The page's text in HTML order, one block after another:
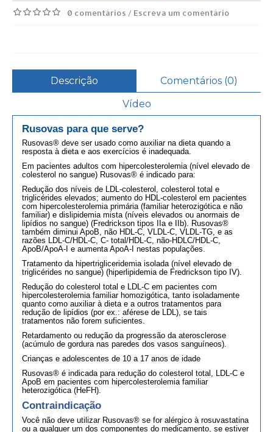
0 comentários / Escreva um comentário
Descrição
Comentários (0)
Vídeo
Rusovas para que serve?
Rusovas® deve ser usado como auxiliar na dieta quando a
resposta à dieta e aos exercícios é inadequada.
Em pacientes adultos com hipercolesterolemia (nível elevado de
colesterol no sangue) Rusovas® é indicado para:
Redução dos níveis de LDL-colesterol, colesterol total e
triglicérides elevados; aumento do HDL-colesterol em pacientes
com hipercolesterolemia primária (familiar heterozigótica e não
familiar) e dislipidemia mista (níveis elevados ou anormais de
lipídios no sangue) (Fredrickson tipos IIa e IIb). Rusovas®
também diminui ApoB, não HDL-C, VLDL-C, VLDL-TG, e as
razões LDL-C/HDL-C, C- total/HDL-C, não-HDLC/HDL-C,
ApoB/ApoA-I e aumenta ApoA-I nestas populações.
Tratamento da hipertrigliceridemia isolada (nível elevado de
triglicérides no sangue) (hiperlipidemia de Fredrickson tipo IV).
Redução do colesterol total e LDL-C em pacientes com
hipercolesterolemia familiar homozigótica, tanto isoladamente
quanto como auxiliar à dieta e a outros tratamentos para
redução de lipídios (por ex.: aférese de LDL), se tais
tratamentos não forem suficientes.
Retardamento ou redução da progressão da aterosclerose
(acúmulo de gordura nas paredes dos vasos sanguíneos).
Crianças e adolescentes de 10 a 17 anos de idade
Rusovas® é indicada para redução do colesterol total, LDL-C e
ApoB em pacientes com hipercolesterolemia familiar
heterozigótica (HeFH).
Contraindicação
Você não deve utilizar Rusovas® se for alérgico à rosuvastatina
ou a qualquer um dos componentes do medicamento, se estiver